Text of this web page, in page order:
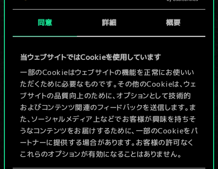
同意 詳細 概要
当ウェブサイトではCookieを使用しています
一部のCookieはウェブサイトの機能を正常にお使いい
ただくために必要なものです。その他のCookieは、ウェ
ブサイトの品質向上のために、オプションとして技術的
およびコンテンツ関連のフィードバックを送信します。ま
た、ソーシャルメディア上などでお客様が興味を持ちそ
うなコンテンツをお届けするために、一部のCookieをパ
ートナーに提供する場合があります。お客様の許可なく
これらのオプションが有効になることはありません。
現在はまだこれし
か共有デッキがあ
りませんが、
続々追加中！
デッキ名入力＆ガイドを作成
デッキを編集